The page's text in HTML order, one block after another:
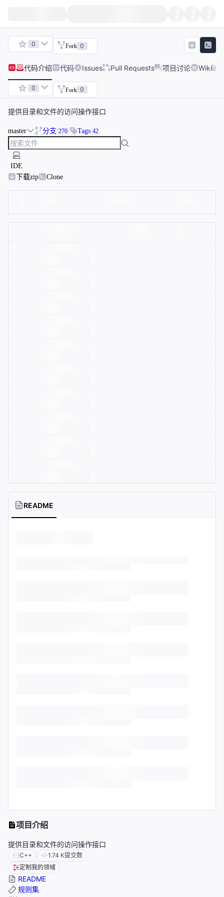
0 Fork 0
代码介绍 代码 Issues Pull Requests 项目讨论 Wiki
0 Fork 0
提供目录和文件的访问操作接口
master 分支 270 Tags 42
IDE
下载zip
Clone
README
项目介绍
提供目录和文件的访问操作接口
C++ 1.74 K提交数
定制我的领域
README
规则集